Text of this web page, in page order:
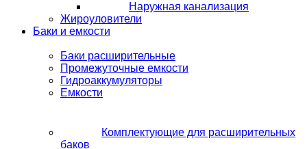
Наружная канализация
Жироуловители
Баки и емкости
Баки расширительные
Промежуточные емкости
Гидроаккумуляторы
Емкости
Комплектующие для расширительных
баков